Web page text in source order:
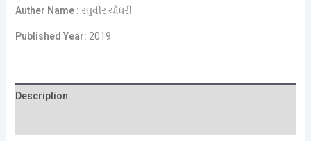
Auther Name :રઘુવીર ચૌધરી
Published Year:2019
Description